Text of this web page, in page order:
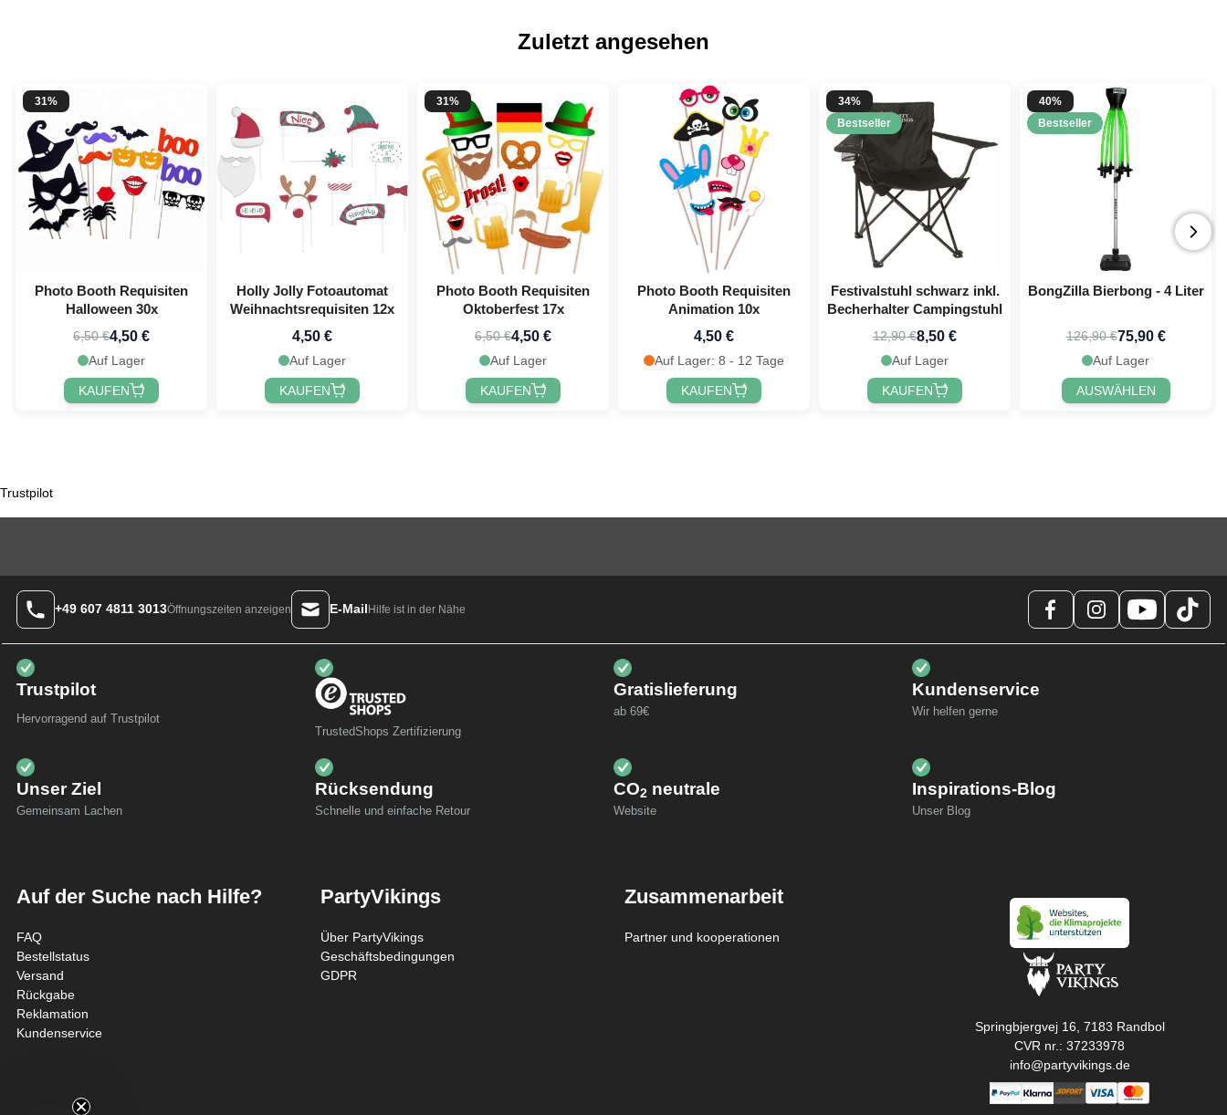
Zuletzt angesehen
31%
Photo Booth Requisiten
Halloween 30x
6,50 €4,50 €
Auf Lager
KAUFEN
Holly Jolly Fotoautomat
Weihnachtsrequisiten 12x
4,50 €
Auf Lager
KAUFEN
31%
Photo Booth Requisiten
Oktoberfest 17x
6,50 €4,50 €
Auf Lager
KAUFEN
Photo Booth Requisiten
Animation 10x
4,50 €
Auf Lager: 8 - 12 Tage
KAUFEN
34%
Bestseller
Festivalstuhl schwarz inkl.
Becherhalter Campingstuhl
12,90 €8,50 €
Auf Lager
KAUFEN
40%
Bestseller
BongZilla Bierbong - 4 Liter
126,90 €75,90 €
Auf Lager
AUSWÄHLEN
Trustpilot
+49 607 4811 3013Öffnungszeiten anzeigen E-MailHilfe ist in der Nähe
Trustpilot
Hervorragend auf Trustpilot
TrustedShops Zertifizierung
Gratislieferung
ab 69€
Kundenservice
Wir helfen gerne
Unser Ziel
Gemeinsam Lachen
Rücksendung
Schnelle und einfache Retour
CO2 neutrale
Website
Inspirations-Blog
Unser Blog
Auf der Suche nach Hilfe?
FAQ
Bestellstatus
Versand
Rückgabe
Reklamation
Kundenservice
PartyVikings
Über PartyVikings
Geschäftsbedingungen
GDPR
Zusammenarbeit
Partner und kooperationen
Springbjergvej 16, 7183 Randbol
CVR nr.: 37233978
info@partyvikings.de